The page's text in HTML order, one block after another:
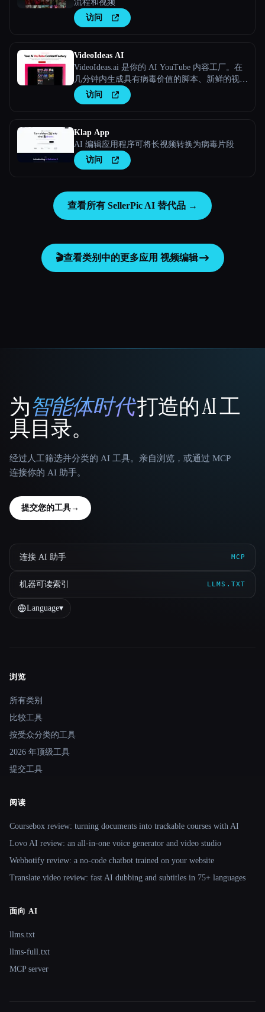
流程和视频
访问
VideoIdeas AI
VideoIdeas.ai 是你的 AI YouTube 内容工厂。在
几分钟内生成具有病毒价值的脚本、新鲜的视频
创意和引人入胜的内容。
访问
Klap App
AI 编辑应用程序可将长视频转换为病毒片段
访问
查看所有 SellerPic AI 替代品 →
🎬查看类别中的更多应用 视频编辑
That AI Collection
为智能体时代打造的 AI 工
具目录。
经过人工筛选并分类的 AI 工具。亲自浏览，或通过 MCP
连接你的 AI 助手。
提交您的工具→
连接 AI 助手 MCP
机器可读索引 LLMS.TXT
Language▾
Site navigation
浏览
所有类别
比较工具
按受众分类的工具
2026 年顶级工具
提交工具
阅读
Coursebox review: turning documents into trackable courses with AI
Lovo AI review: an all-in-one voice generator and video studio
Webbotify review: a no-code chatbot trained on your website
Translate.video review: fast AI dubbing and subtitles in 75+ languages
面向 AI
llms.txt
llms-full.txt
MCP server